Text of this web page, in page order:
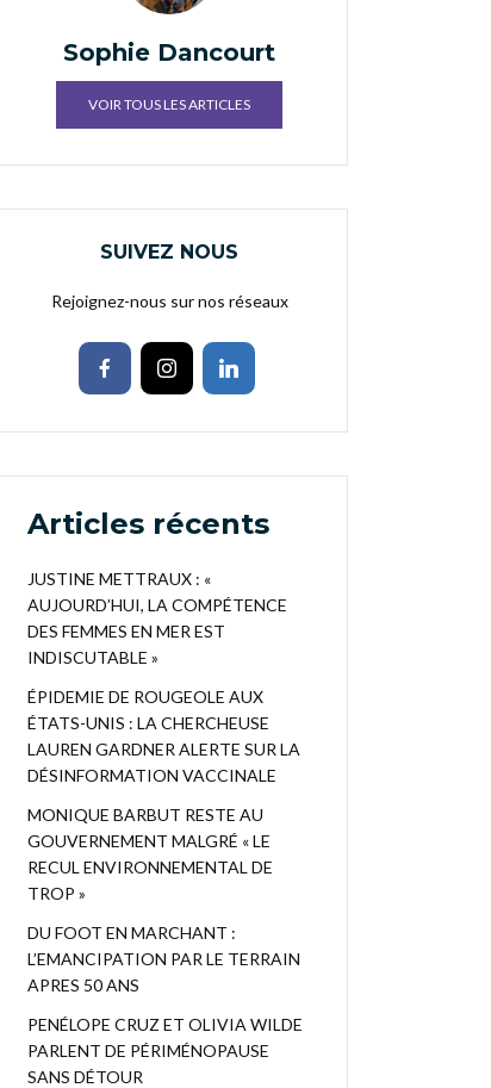
Sophie Dancourt
VOIR TOUS LES ARTICLES
SUIVEZ NOUS
Rejoignez-nous sur nos réseaux
Articles récents
JUSTINE METTRAUX : «
AUJOURD’HUI, LA COMPÉTENCE
DES FEMMES EN MER EST
INDISCUTABLE »
ÉPIDEMIE DE ROUGEOLE AUX
ÉTATS-UNIS : LA CHERCHEUSE
LAUREN GARDNER ALERTE SUR LA
DÉSINFORMATION VACCINALE
MONIQUE BARBUT RESTE AU
GOUVERNEMENT MALGRÉ « LE
RECUL ENVIRONNEMENTAL DE
TROP »
DU FOOT EN MARCHANT :
L’EMANCIPATION PAR LE TERRAIN
APRES 50 ANS
PENÉLOPE CRUZ ET OLIVIA WILDE
PARLENT DE PÉRIMÉNOPAUSE
SANS DÉTOUR